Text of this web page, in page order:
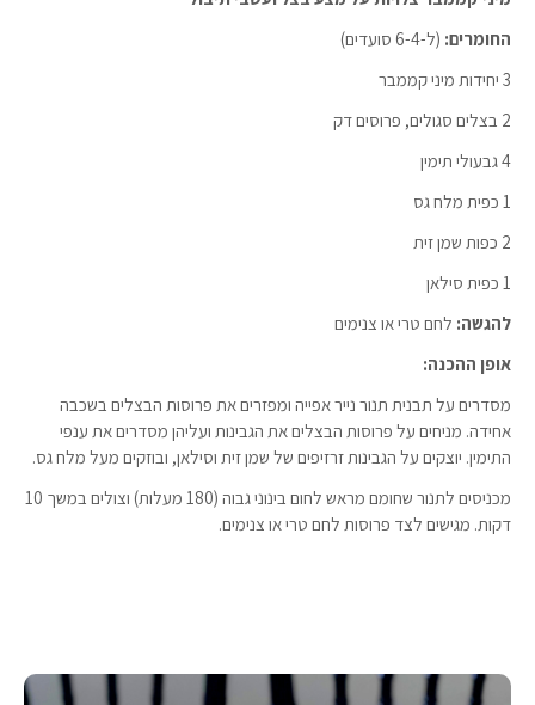
החומרים: (ל-6-4 סועדים)
3 יחידות מיני קממבר
2 בצלים סגולים, פרוסים דק
4 גבעולי תימין
1 כפית מלח גס
2 כפות שמן זית
1 כפית סילאן
להגשה: לחם טרי או צנימים
אופן ההכנה:
מסדרים על תבנית תנור נייר אפייה ומפזרים את פרוסות הבצלים בשכבה
אחידה. מניחים על פרוסות הבצלים את הגבינות ועליהן מסדרים את ענפי
התימין. יוצקים על הגבינות זרזיפים של שמן זית וסילאן, ובוזקים מעל מלח גס.
מכניסים לתנור שחומם מראש לחום בינוני גבוה (180 מעלות) וצולים במשך 10
דקות. מגישים לצד פרוסות לחם טרי או צנימים.